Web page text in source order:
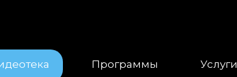
Программы Услуги